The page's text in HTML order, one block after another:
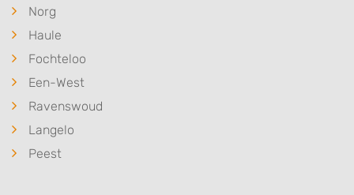
Norg
Haule
Fochteloo
Een-West
Ravenswoud
Langelo
Peest